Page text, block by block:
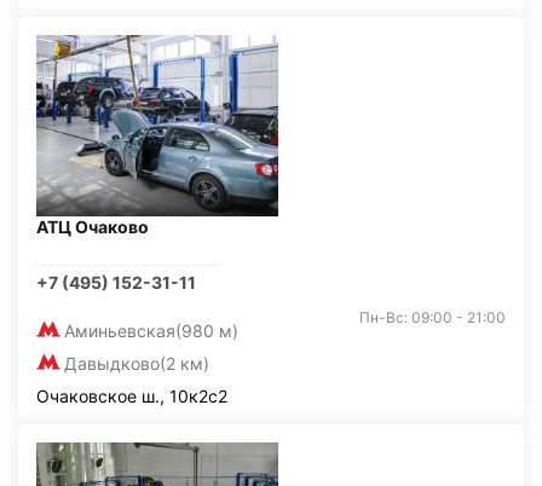
АТЦ Очаково
+7 (495) 152-31-11
Аминьевская(980 м)
Давыдково(2 км)
Пн-Вс: 09:00 - 21:00
Очаковское ш., 10к2с2